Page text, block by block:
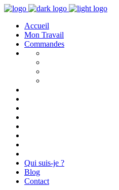
Accueil
Mon Travail
Commandes
Qui suis-je ?
Blog
Contact